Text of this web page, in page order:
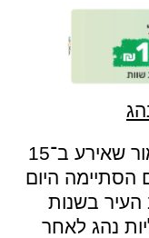
מזעזע: חקירת מקרה אלימות חמור שאירע ב־15
הסתיימה היום
בשנות
נהג לאחר